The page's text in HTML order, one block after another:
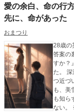
愛の余白、命の行
先に、命があった
おまつり
28歳の
答案の裏に
すか？』 赤ペンで返事を書いたのが、すべての始ま
た。 深澄翔との秘密の文通。 哲学的な問いの交換。 少しず
つ近づいていく距離
も、美雪は止
も知らずに。 これは、禁断の恋
ない。 ※倫理的に問題のある関係を描いていますが、これを